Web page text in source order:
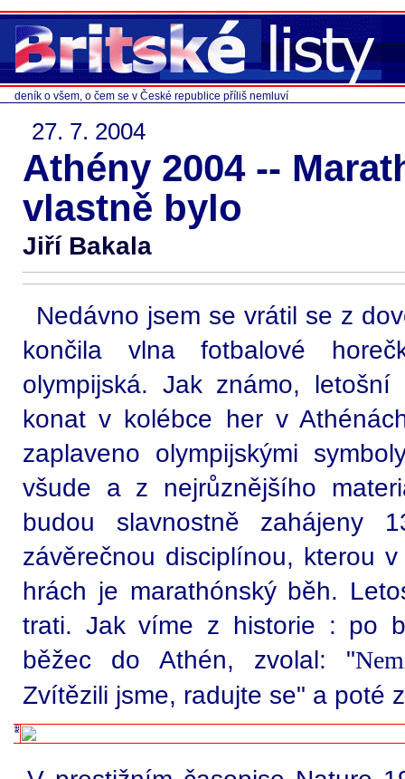
deník o všem, o čem se v České republice příliš nemluví
27. 7. 2004
Athény 2004 --
vlastně bylo
Jiří Bakala
Nedávno jsem se vrátil se z
končila vlna fotbalové
olympijská. Jak známo,
konat v kolébce her v
zaplaveno olympijskými
všude a z nejrůznějšího
budou slavnostně zahájeny
závěrečnou disciplínou, kterou
hrách je marathónský běh.
trati. Jak víme z historie : po
běžec do Athén, zvolal: "
Zvítězili jsme, radujte se" a poté